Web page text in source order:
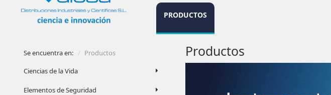
PRODUCTOS
Se encuentra en:
Productos
Ciencias de la Vida
Elementos de Seguridad
Productos